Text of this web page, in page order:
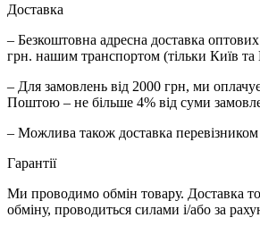
Доставка
– Безкоштовна адресна доставка
грн. нашим транспортом (тільки Київ та
– Для замовлень від 2000 грн, ми
Поштою – не більше 4% від суми
– Можлива також доставка
Гарантії
Ми проводимо обмін товару. Доставка
обміну, проводиться силами і/або за